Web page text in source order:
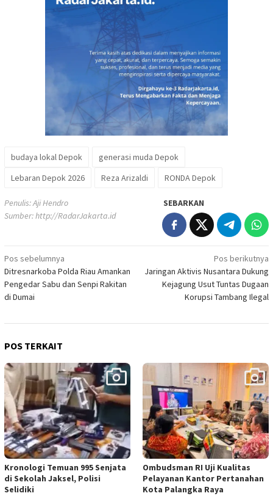
budaya lokal Depok
generasi muda Depok
Lebaran Depok 2026
Reza Arizaldi RONDA Depok
Penulis: Aji Hendro
Sumber:http://RadarJakarta.id
SEBARKAN
Navigasi
pos
Pos sebelumnya
Ditresnarkoba Polda Riau Amankan
Pengedar Sabu dan Senpi Rakitan
di Dumai
Pos berikutnya
Jaringan Aktivis Nusantara Dukung
Kejagung Usut Tuntas Dugaan
Korupsi Tambang Ilegal
POS TERKAIT
Kronologi Temuan 995 Senjata
di Sekolah Jaksel, Polisi
Selidiki
Ombudsman RI Uji Kualitas
Pelayanan Kantor Pertanahan
Kota Palangka Raya